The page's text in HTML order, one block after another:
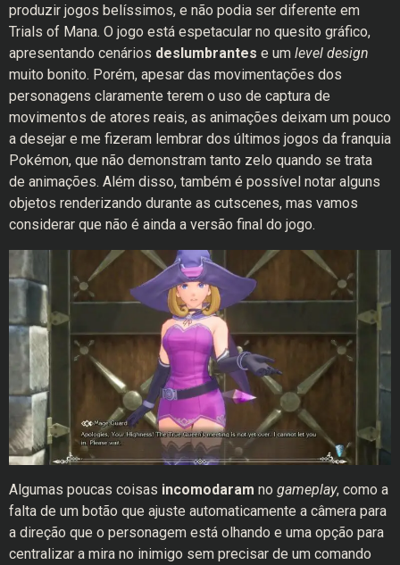
produzir jogos belíssimos, e não podia ser diferente em
Trials of Mana. O jogo está espetacular no quesito gráfico,
apresentando cenários deslumbrantes e um level design
muito bonito. Porém, apesar das movimentações dos
personagens claramente terem o uso de captura de
movimentos de atores reais, as animações deixam um pouco
a desejar e me fizeram lembrar dos últimos jogos da franquia
Pokémon, que não demonstram tanto zelo quando se trata
de animações. Além disso, também é possível notar alguns
objetos renderizando durante as cutscenes, mas vamos
considerar que não é ainda a versão final do jogo.
Algumas poucas coisas incomodaram no gameplay, como a
falta de um botão que ajuste automaticamente a câmera para
a direção que o personagem está olhando e uma opção para
centralizar a mira no inimigo sem precisar de um comando